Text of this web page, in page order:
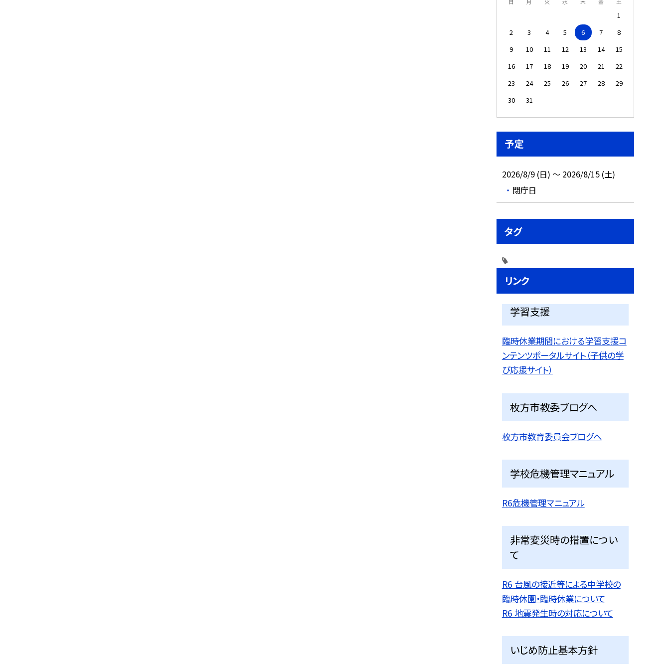
日 月 火 水 木 金 土
1
2
3 4 5 6 7
8
9
10 11 12 13 14
15
16
17 18 19 20 21
22
23
24 25 26 27 28
29
30
31
予定
2026/8/9 (日) ～ 2026/8/15 (土)
閉庁日
タグ
リンク
学習支援
臨時休業期間における学習支援コ
ンテンツポータルサイト（子供の学
び応援サイト）
枚方市教委ブログへ
枚方市教育委員会ブログへ
学校危機管理マニュアル
R6危機管理マニュアル
非常変災時の措置につい
て
R6 台風の接近等による中学校の
臨時休園・臨時休業について
R6 地震発生時の対応について
いじめ防止基本方針